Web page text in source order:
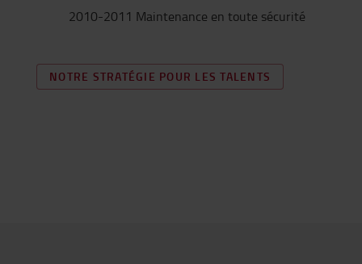
2010-2011 Maintenance en toute sécurité
NOTRE STRATÉGIE POUR LES TALENTS